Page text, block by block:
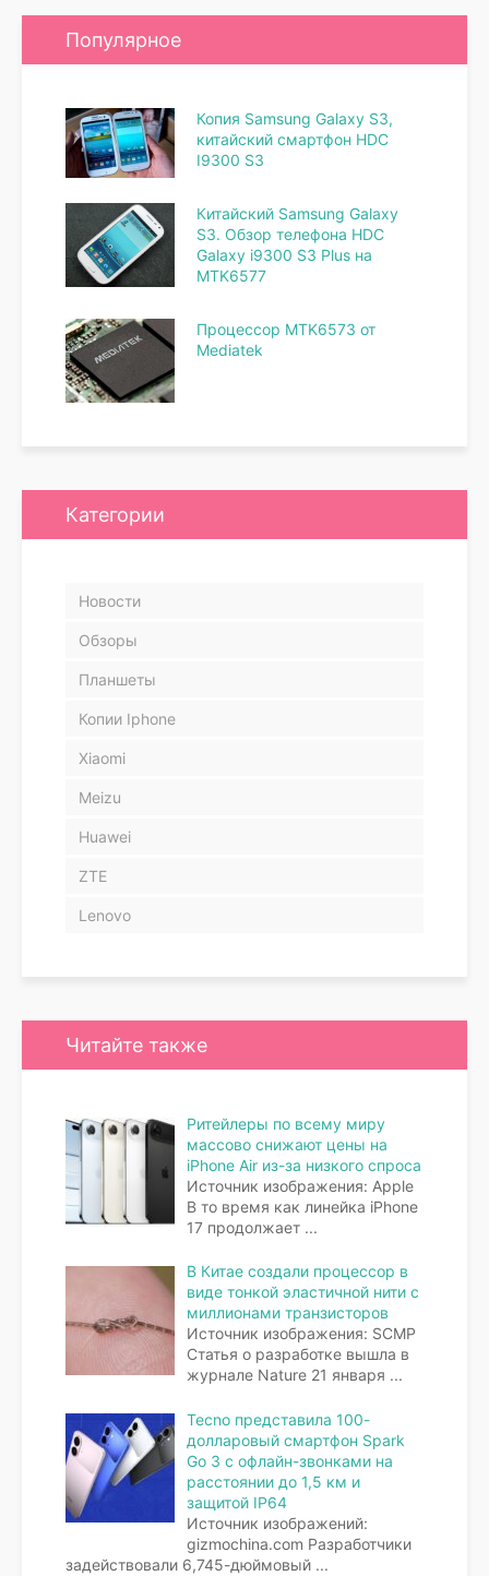
Популярное
Копия Samsung Galaxy S3,
китайский смартфон HDC
I9300 S3
Китайский Samsung Galaxy
S3. Обзор телефона HDC
Galaxy i9300 S3 Plus на
MTK6577
Процессор MTK6573 от
Mediatek
Категории
Новости
Обзоры
Планшеты
Копии Iphone
Xiaomi
Meizu
Huawei
ZTE
Lenovo
Читайте также
Ритейлеры по всему миру
массово снижают цены на
iPhone Air из-за низкого спроса
Источник изображения: Apple
В то время как линейка iPhone
17 продолжает ...
В Китае создали процессор в
виде тонкой эластичной нити с
миллионами транзисторов
Источник изображения: SCMP
Статья о разработке вышла в
журнале Nature 21 января ...
Tecno представила 100-
долларовый смартфон Spark
Go 3 с офлайн-звонками на
расстоянии до 1,5 км и
защитой IP64
Источник изображений:
gizmochina.com Разработчики
задействовали 6,745-дюймовый ...